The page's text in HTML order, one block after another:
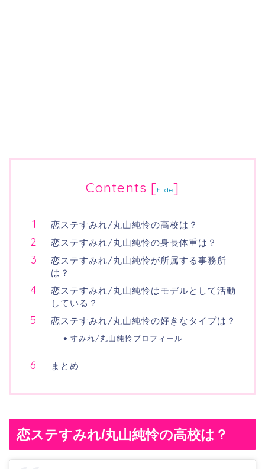
Contents [hide]
恋ステすみれ/丸山純怜の高校は？
恋ステすみれ/丸山純怜の身長体重は？
恋ステすみれ/丸山純怜が所属する事務所
は？
恋ステすみれ/丸山純怜はモデルとして活動
している？
恋ステすみれ/丸山純怜の好きなタイプは？
すみれ/丸山純怜プロフィール
まとめ
恋ステすみれ/丸山純怜の高校は？